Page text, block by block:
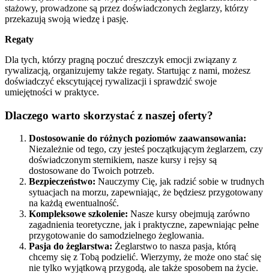
stażowy, prowadzone są przez doświadczonych żeglarzy, którzy
przekazują swoją wiedzę i pasję.
Regaty
Dla tych, którzy pragną poczuć dreszczyk emocji związany z
rywalizacją, organizujemy także regaty. Startując z nami, możesz
doświadczyć ekscytującej rywalizacji i sprawdzić swoje
umiejętności w praktyce.
Dlaczego warto skorzystać z naszej oferty?
Dostosowanie do różnych poziomów zaawansowania:
Niezależnie od tego, czy jesteś początkującym żeglarzem, czy
doświadczonym sternikiem, nasze kursy i rejsy są
dostosowane do Twoich potrzeb.
Bezpieczeństwo: Nauczymy Cię, jak radzić sobie w trudnych
sytuacjach na morzu, zapewniając, że będziesz przygotowany
na każdą ewentualność.
Kompleksowe szkolenie: Nasze kursy obejmują zarówno
zagadnienia teoretyczne, jak i praktyczne, zapewniając pełne
przygotowanie do samodzielnego żeglowania.
Pasja do żeglarstwa: Żeglarstwo to nasza pasja, którą
chcemy się z Tobą podzielić. Wierzymy, że może ono stać się
nie tylko wyjątkową przygodą, ale także sposobem na życie.